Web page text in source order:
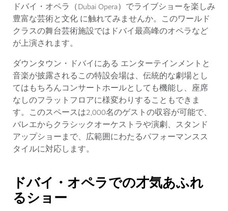
ドバイ・オペラ（Dubai Opera）でライブショーを楽しみ
豊富な芸術と文化 に触れてみませんか。このワールド
クラスの舞台芸術施設ではドバイ最高峰のオペラなど
が上演されます。
ダウンタウン・ドバイにある エンターテインメントと
音楽が披露されるこの特設会場は、伝統的な劇場とし
てはもちろんコンサートホールとしても機能し、座席
なしのフラットフロアに様変わりすることもできま
す。このスペースは2,000名のゲストの収容が可能で、
バレエからクラシックオーケストラや演劇、スタンド
アップショーまで、広範囲にわたるパフォーマンスス
タイルに対応します。
ドバイ・オペラでの才気あふれ
るショー